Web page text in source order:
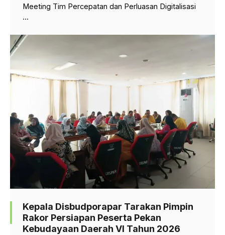
Meeting Tim Percepatan dan Perluasan Digitalisasi
...
Kepala Disbudporapar Tarakan Pimpin
Rakor Persiapan Peserta Pekan
Kebudayaan Daerah VI Tahun 2026